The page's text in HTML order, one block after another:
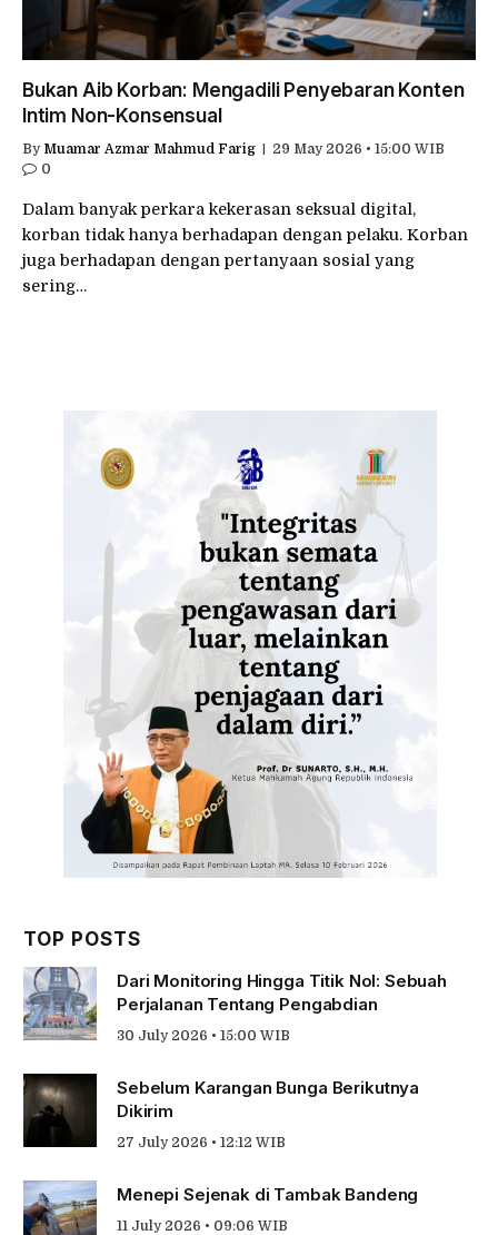
Bukan Aib Korban: Mengadili Penyebaran Konten
Intim Non-Konsensual
By Muamar Azmar Mahmud Farig
29 May 2026 • 15:00 WIB
0
Dalam banyak perkara kekerasan seksual digital,
korban tidak hanya berhadapan dengan pelaku. Korban
juga berhadapan dengan pertanyaan sosial yang
sering…
TOP POSTS
Dari Monitoring Hingga Titik Nol: Sebuah
Perjalanan Tentang Pengabdian
30 July 2026 • 15:00 WIB
Sebelum Karangan Bunga Berikutnya
Dikirim
27 July 2026 • 12:12 WIB
Menepi Sejenak di Tambak Bandeng
11 July 2026 • 09:06 WIB